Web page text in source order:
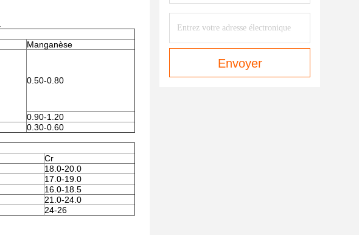
Manganèse
0.50-0.80
0.90-1.20
0.30-0.60
Cr
18.0-20.0
17.0-19.0
16.0-18.5
21.0-24.0
24-26
Envoyer